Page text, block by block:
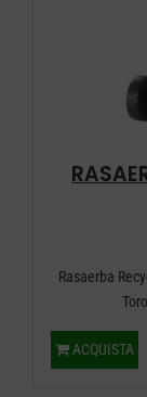
Rasaerba
ACQUISTA